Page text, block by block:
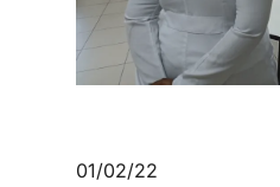
01/02/22